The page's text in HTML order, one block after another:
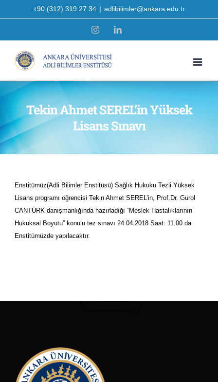
to
+90 (312) 319 27 34 | adlibilimler@ankara.edu.tr
InstagramLinkedIn
Tekin Ahmet SEREL’in Yüksek
Lisans Sınavı
Enstitümüz(Adli Bilimler Enstitüsü) Sağlık Hukuku Tezli Yüksek
Lisans programı öğrencisi Tekin Ahmet SEREL’in, Prof.Dr. Gürol
CANTÜRK danışmanlığında hazırladığı “Meslek Hastalıklarının
Hukuksal Boyutu” konulu tez sınavı 24.04.2018 Saat: 11.00 da
Enstitümüzde yapılacaktır.